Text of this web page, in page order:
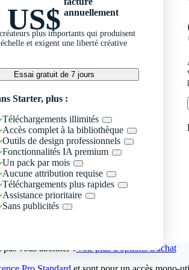
US$ annuellement
plus importants qui produisent
et exigent une liberté créative
Essai gratuit de 7 jours
Starter, plus :
Téléchargements illimités
Accès complet à la bibliothèque
Outils de design professionnels
Fonctionnalités IA premium
Un pack par mois
Aucune attribution requise
Téléchargements plus rapides
Assistance prioritaire
Sans publicités
vous abonner ?Voir plus d'options d'achat